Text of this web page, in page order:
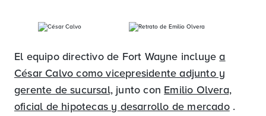
El equipo directivo de Fort Wayne incluyea
César Calvo como vicepresidente adjunto y
gerente de sucursal, junto conEmilio Olvera,
oficial de hipotecas y desarrollo de mercado.